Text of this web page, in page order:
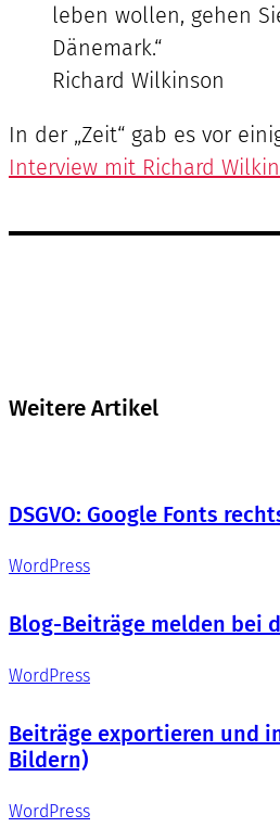
leben wollen, gehen
Dänemark.“
Richard Wilkinson
In der „Zeit“ gab es vor
Interview mit Richard
Weitere Artikel
DSGVO: Google Fonts
WordPress
Blog-Beiträge melden bei
WordPress
Beiträge exportieren und
Bildern)
WordPress